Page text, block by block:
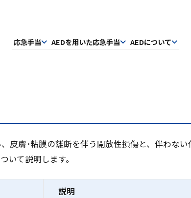
応急手当 AEDを用いた応急手当 AEDについて
皮膚･粘膜の離断を伴う開放性損傷と、伴わな
いて説明します。
説明